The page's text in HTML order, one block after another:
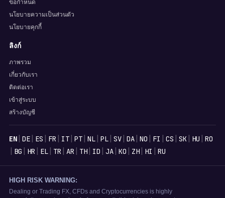
ข้อกำหนด
นโยบายความเป็นส่วนตัว
นโยบายคุกกี้
ลิงก์
ภาพรวม
เกี่ยวกับเรา
ติดต่อเรา
เข้าสู่ระบบ
สร้างบัญชี
ภาษา
EN| DE| ES FR IT| PT| NL| PL| SV| DA| NO FI CS SK| HU RO
BG HR EL| TR AR TH| ID JA| KO ZH| HI RU